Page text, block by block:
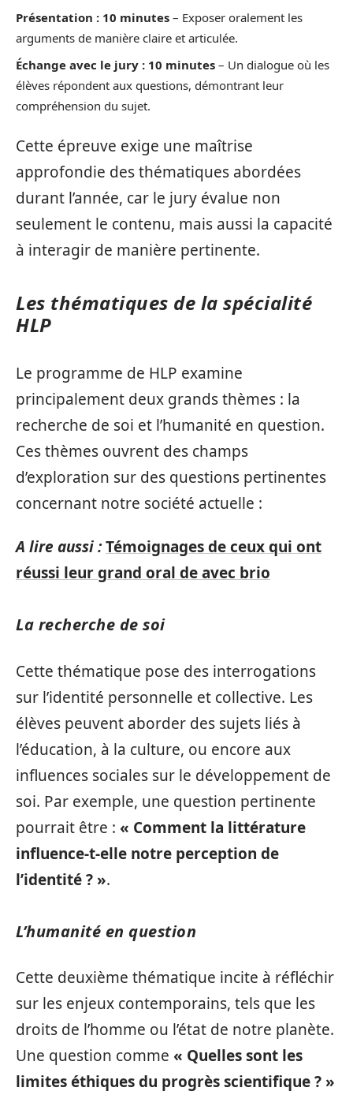
Présentation : 10 minutes – Exposer oralement les
arguments de manière claire et articulée.
Échange avec le jury : 10 minutes – Un dialogue où les
élèves répondent aux questions, démontrant leur
compréhension du sujet.
Cette épreuve exige une maîtrise
approfondie des thématiques abordées
durant l’année, car le jury évalue non
seulement le contenu, mais aussi la capacité
à interagir de manière pertinente.
Les thématiques de la spécialité
HLP
Le programme de HLP examine
principalement deux grands thèmes : la
recherche de soi et l’humanité en question.
Ces thèmes ouvrent des champs
d’exploration sur des questions pertinentes
concernant notre société actuelle :
A lire aussi :Témoignages de ceux qui ont
réussi leur grand oral de avec brio
La recherche de soi
Cette thématique pose des interrogations
sur l’identité personnelle et collective. Les
élèves peuvent aborder des sujets liés à
l’éducation, à la culture, ou encore aux
influences sociales sur le développement de
soi. Par exemple, une question pertinente
pourrait être : « Comment la littérature
influence-t-elle notre perception de
l’identité ? ».
L’humanité en question
Cette deuxième thématique incite à réfléchir
sur les enjeux contemporains, tels que les
droits de l’homme ou l’état de notre planète.
Une question comme « Quelles sont les
limites éthiques du progrès scientifique ? »